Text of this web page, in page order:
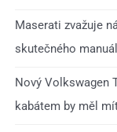
Maserati zvažuje
skutečného
Nový Volkswagen
kabátem by měl